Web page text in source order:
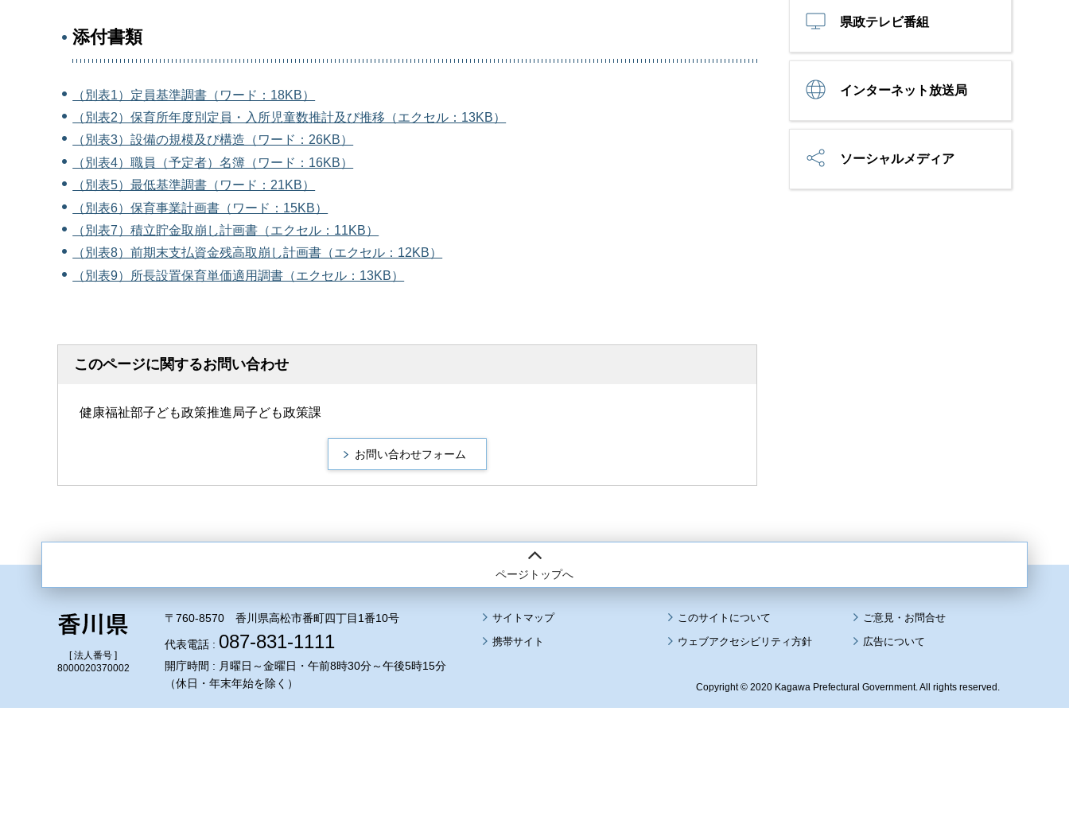
添付書類
（別表1）定員基準調書（ワード：18KB）
（別表2）保育所年度別定員・入所児童数推計及び推移（エクセル：13KB）
（別表3）設備の規模及び構造（ワード：26KB）
（別表4）職員（予定者）名簿（ワード：16KB）
（別表5）最低基準調書（ワード：21KB）
（別表6）保育事業計画書（ワード：15KB）
（別表7）積立貯金取崩し計画書（エクセル：11KB）
（別表8）前期末支払資金残高取崩し計画書（エクセル：12KB）
（別表9）所長設置保育単価適用調書（エクセル：13KB）
このページに関するお問い合わせ
健康福祉部子ども政策推進局子ども政策課
県政テレビ番組
インターネット放送局
ソーシャルメディア
ページトップへ
[ 法人番号 ]
8000020370002
〒760-8570 香川県高松市番町四丁目1番10号
代表電話 : 087-831-1111
開庁時間 : 月曜日～金曜日・午前8時30分～午後5時15分
（休日・年末年始を除く）
サイトマップ
このサイトについて
携帯サイト
ウェブアクセシビリティ方針 広告について
Copyright © 2020 Kagawa Prefectural Government. All rights reserved.